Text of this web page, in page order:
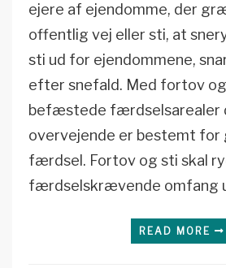
ejere af ejendomme, der
offentlig vej eller sti, at
sti ud for ejendommene,
efter snefald. Med fortov
befæstede færdselsarealer
overvejende er bestemt for
færdsel. Fortov og sti skal
færdselskrævende omfang
READ MORE